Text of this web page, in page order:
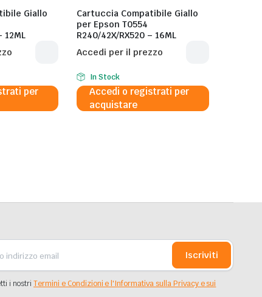
Giallo
12ML
per
Cartuccia Compatibile Giallo
per Epson T0554
R240/42X/RX520 – 16ML
Accedi per il prezzo
In Stock
Accedi o registrati per
acquistare
Iscriviti
i nostriTermini e Condizioni e l'Informativa sulla Privacy e sui